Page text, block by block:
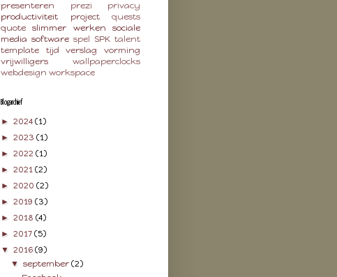
presenteren
prezi
privacy
productiviteit
project
quests
quote
slimmer werken
sociale
media software spel SPK talent
template
tijd verslag
vorming
vrijwilligers
wallpaperclocks
webdesign workspace
Blogarchief
► 2024 (1)
► 2023 (1)
► 2022 (1)
► 2021 (2)
► 2020 (2)
► 2019 (3)
► 2018 (4)
► 2017 (5)
▼ 2016 (9)
▼september(2)